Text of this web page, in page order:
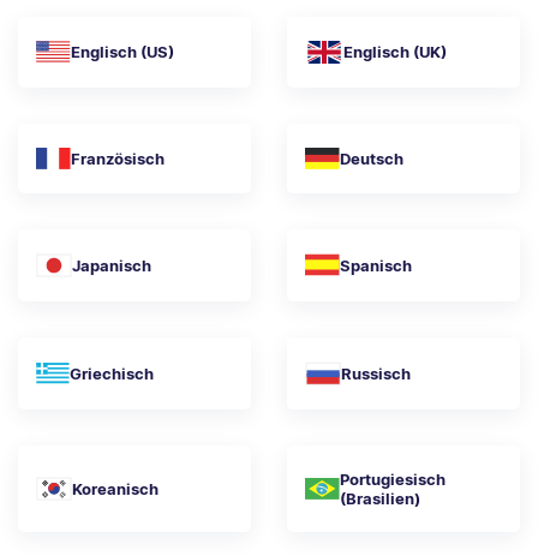
Englisch (US) Englisch (UK)
Französisch Deutsch
Japanisch Spanisch
Griechisch Russisch
Koreanisch
Portugiesisch
(Brasilien)